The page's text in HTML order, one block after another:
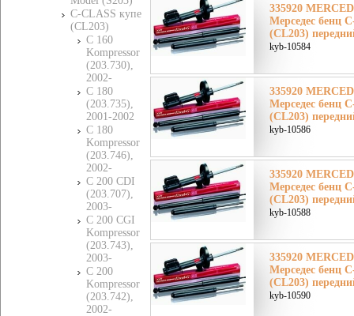
C-CLASS купе
(CL203)
C 160
Kompressor
(203.730),
2002-
C 180
(203.735),
2001-2002
C 180
Kompressor
(203.746),
2002-
C 200 CDI
(203.707),
2003-
C 200 CGI
Kompressor
(203.743),
2003-
C 200
Kompressor
(203.742),
2002-
335920
Мерседес бенц
(CL203)
kyb-10584
335920
Мерседес бенц
(CL203)
kyb-10586
335920
Мерседес бенц
(CL203)
kyb-10588
335920
Мерседес бенц
(CL203)
kyb-10590